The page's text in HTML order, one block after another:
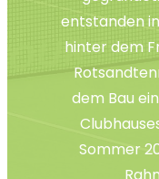
entstanden
hinter dem
dem Bau
Sommer